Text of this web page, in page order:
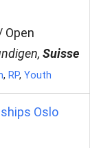
Open
Suisse
, RP, Youth
Oslo